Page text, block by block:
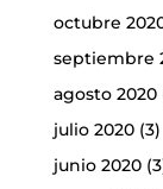
octubre
septiembre
agosto 2020
julio 2020(3)
junio 2020